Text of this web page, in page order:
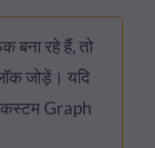
बना रहे हैं, तो
जोड़ें। यदि
कस्टम Graph